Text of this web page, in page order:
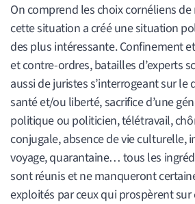
On comprend les choix cornéliens
cette situation a créé une situation
des plus intéressante. Confinement
et contre-ordres, batailles d’experts
aussi de juristes s’interrogeant sur le
santé et/ou liberté, sacrifice d’une
politique ou politicien, télétravail,
conjugale, absence de vie culturelle,
voyage, quarantaine… tous les
sont réunis et ne manqueront
exploités par ceux qui prospèrent sur